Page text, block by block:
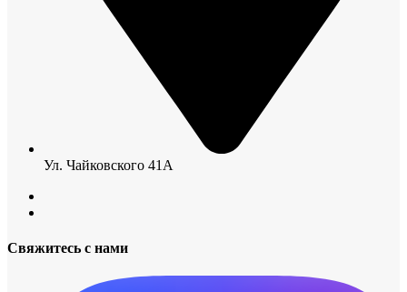
Ул. Чайковского 41А
Свяжитесь с нами